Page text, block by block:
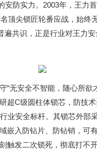
安防实力。2003年，王力
顶尖锁匠轮番应战，始终
遍共识，正是行业对王力
“无安全不智能，随心所欲
超C级圆柱体锁芯，防技
业安全标杆。其锁芯外部
嵌入防钻片、防钻销，可
触发二次锁死，彻底打不